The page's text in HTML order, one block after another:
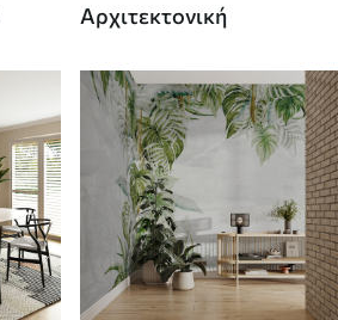
Αρχιτεκτονική